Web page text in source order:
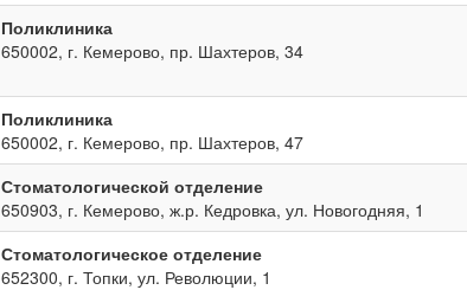
Поликлиника
650002, г. Кемерово, пр. Шахтеров, 34
Поликлиника
650002, г. Кемерово, пр. Шахтеров, 47
Стоматологической отделение
650903, г. Кемерово, ж.р. Кедровка, ул. Новогодняя, 1
Стоматологическое отделение
652300, г. Топки, ул. Революции, 1